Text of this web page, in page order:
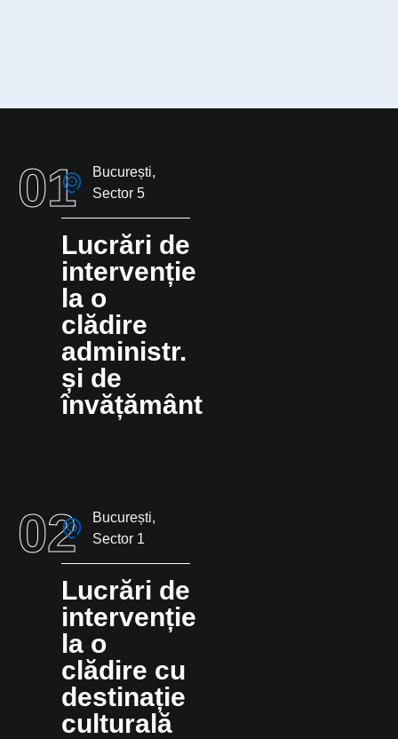
01
București,
Sector 5
Lucrări de
intervenție
la o
clădire
administr.
și de
învățământ
02
București,
Sector 1
Lucrări de
intervenție
la o
clădire cu
destinație
culturală